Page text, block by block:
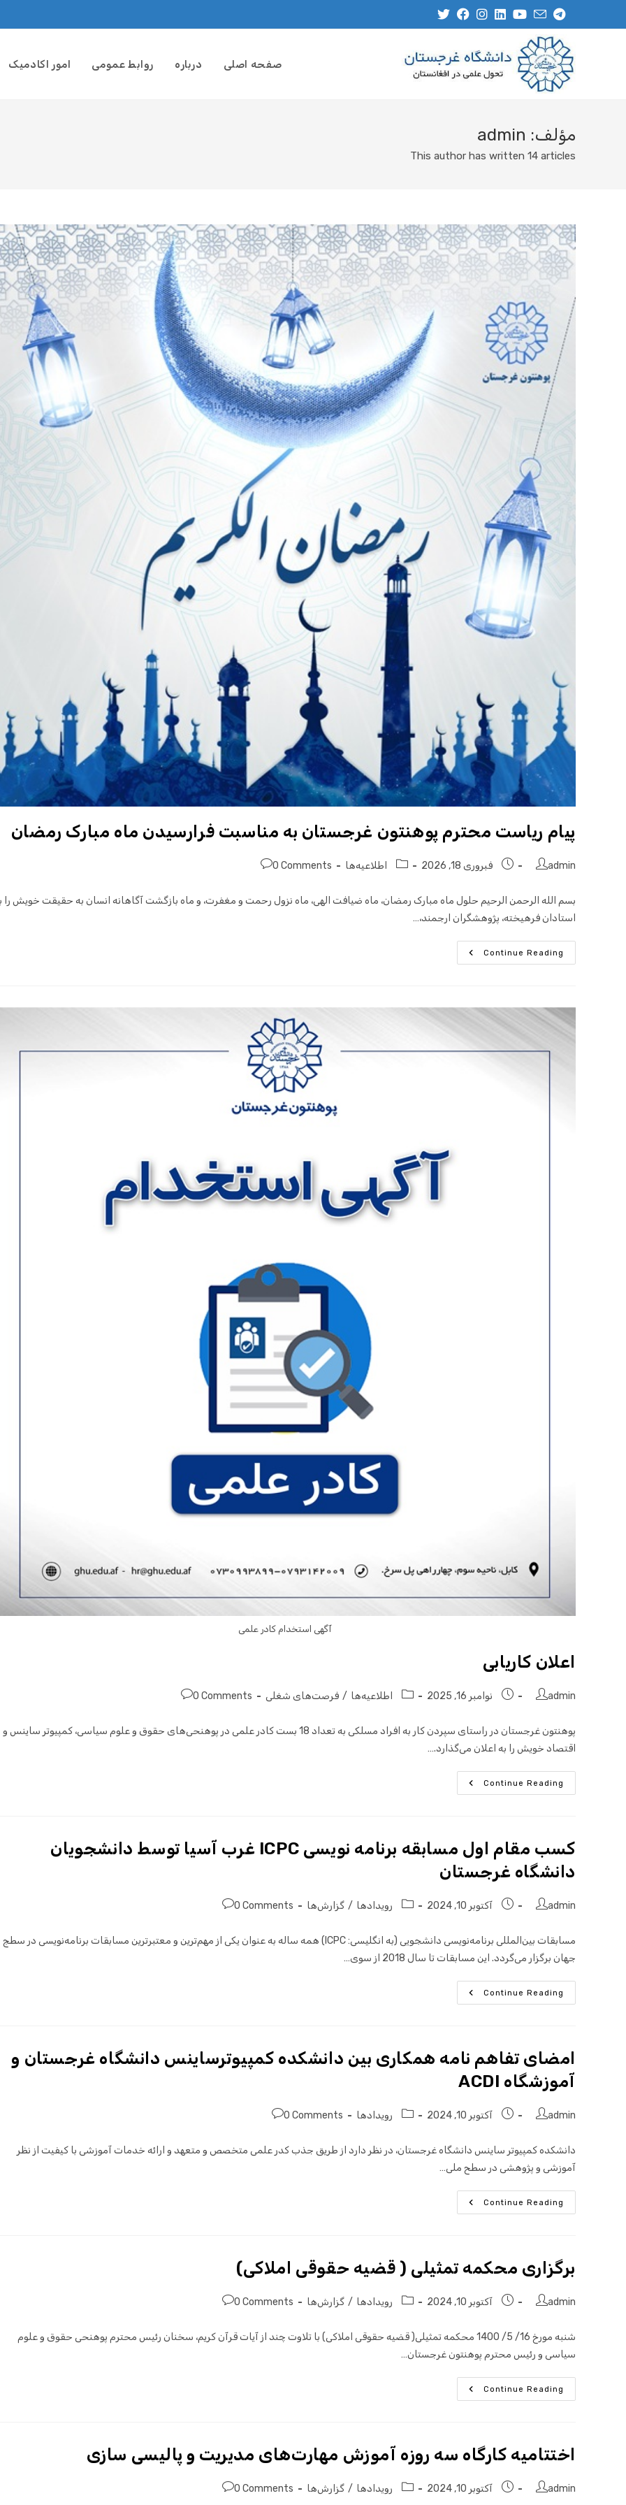
صفحه اصلی درباره روابط عمومی امور اکادمیک
مؤلف: admin
This author has written 14 articles
پیام ریاست محترم پوهنتون غرجستان به مناسبت فرارسیدن ماه مبارک رمضان
admin فبروری 18, 2026 اطلاعیه‌ها 0 Comments
بسم الله الرحمن الرحیم حلول ماه مبارک رمضان، ماه ضیافت الهی، ماه نزول رحمت و مغفرت، و ماه بازگشت آگاهانه انسان به حقیقت خویش را
استادان فرهیخته، پژوهشگران ارجمند،…
Continue Reading
آگهی استخدام کادر علمی
اعلان کاریابی
admin نوامبر 16, 2025 اطلاعیه‌ها / فرصت‌های شغلی 0 Comments
پوهنتون غرجستان در راستای سپردن کار به افراد مسلکی به تعداد 18 بست کادر علمی در پوهنحی‌های حقوق و علوم سیاسی، کمپیوتر ساینس و
اقتصاد خویش را به اعلان می‌گذارد.…
Continue Reading
کسب مقام اول مسابقه برنامه نویسی ICPC غرب آسیا توسط دانشجویان
دانشگاه غرجستان
admin آکتوبر 10, 2024 رویدادها / گزارش‌ها 0 Comments
مسابقات بین‌المللی برنامه‌نویسی دانشجویی (به انگلیسی: ICPC) همه ساله به عنوان یکی از مهم‌ترین و معتبرترین مسابقات برنامه‌نویسی در سطج
جهان برگزار می‌گردد. این مسابقات تا سال 2018 از سوی…
Continue Reading
امضای تفاهم نامه همکاری بین دانشکده کمپیوترساینس دانشگاه غرجستان و
آموزشگاه ACDI
admin آکتوبر 10, 2024 رویدادها 0 Comments
دانشکده کمپیوتر ساینس دانشگاه غرجستان، در نظر دارد از طریق جذب کدر علمی متخصص و متعهد و ارائه خدمات آموزشی با کیفیت از نظر
آموزشی و پژوهشی در سطح ملی…
Continue Reading
برگزاری محکمه تمثیلی ( قضیه حقوقی املاکی)
admin آکتوبر 10, 2024 رویدادها / گزارش‌ها 0 Comments
شنبه مورخ 16/ 5/ 1400 محکمه تمثیلی( قضیه حقوقی املاکی) با تلاوت چند از آیات قرآن کریم، سخنان رئیس محترم پوهنحی حقوق و علوم
سیاسی و رئیس محترم پوهنتون غرجستان…
Continue Reading
اختتامیه کارگاه سه روزه آموزش مهارت‌های مدیریت و پالیسی سازی
admin آکتوبر 10, 2024 رویدادها / گزارش‌ها 0 Comments